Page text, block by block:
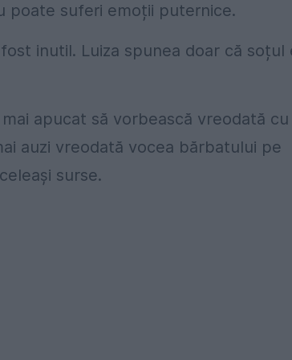
poate suferi emoții puternice.
inutil. Luiza spunea doar că soțul
apucat să vorbească vreodată cu
auzi vreodată vocea bărbatului pe
surse.